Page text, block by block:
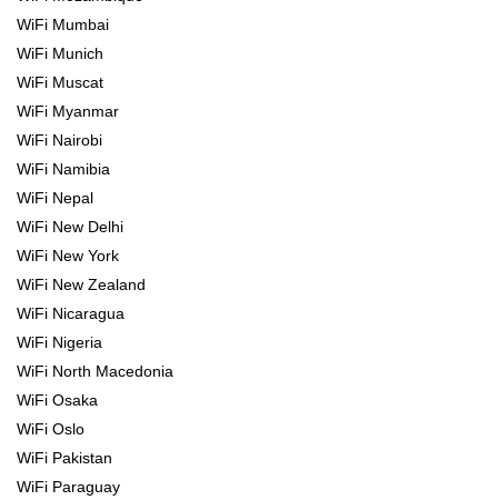
WiFi Mumbai
WiFi Munich
WiFi Muscat
WiFi Myanmar
WiFi Nairobi
WiFi Namibia
WiFi Nepal
WiFi New Delhi
WiFi New York
WiFi New Zealand
WiFi Nicaragua
WiFi Nigeria
WiFi North Macedonia
WiFi Osaka
WiFi Oslo
WiFi Pakistan
WiFi Paraguay